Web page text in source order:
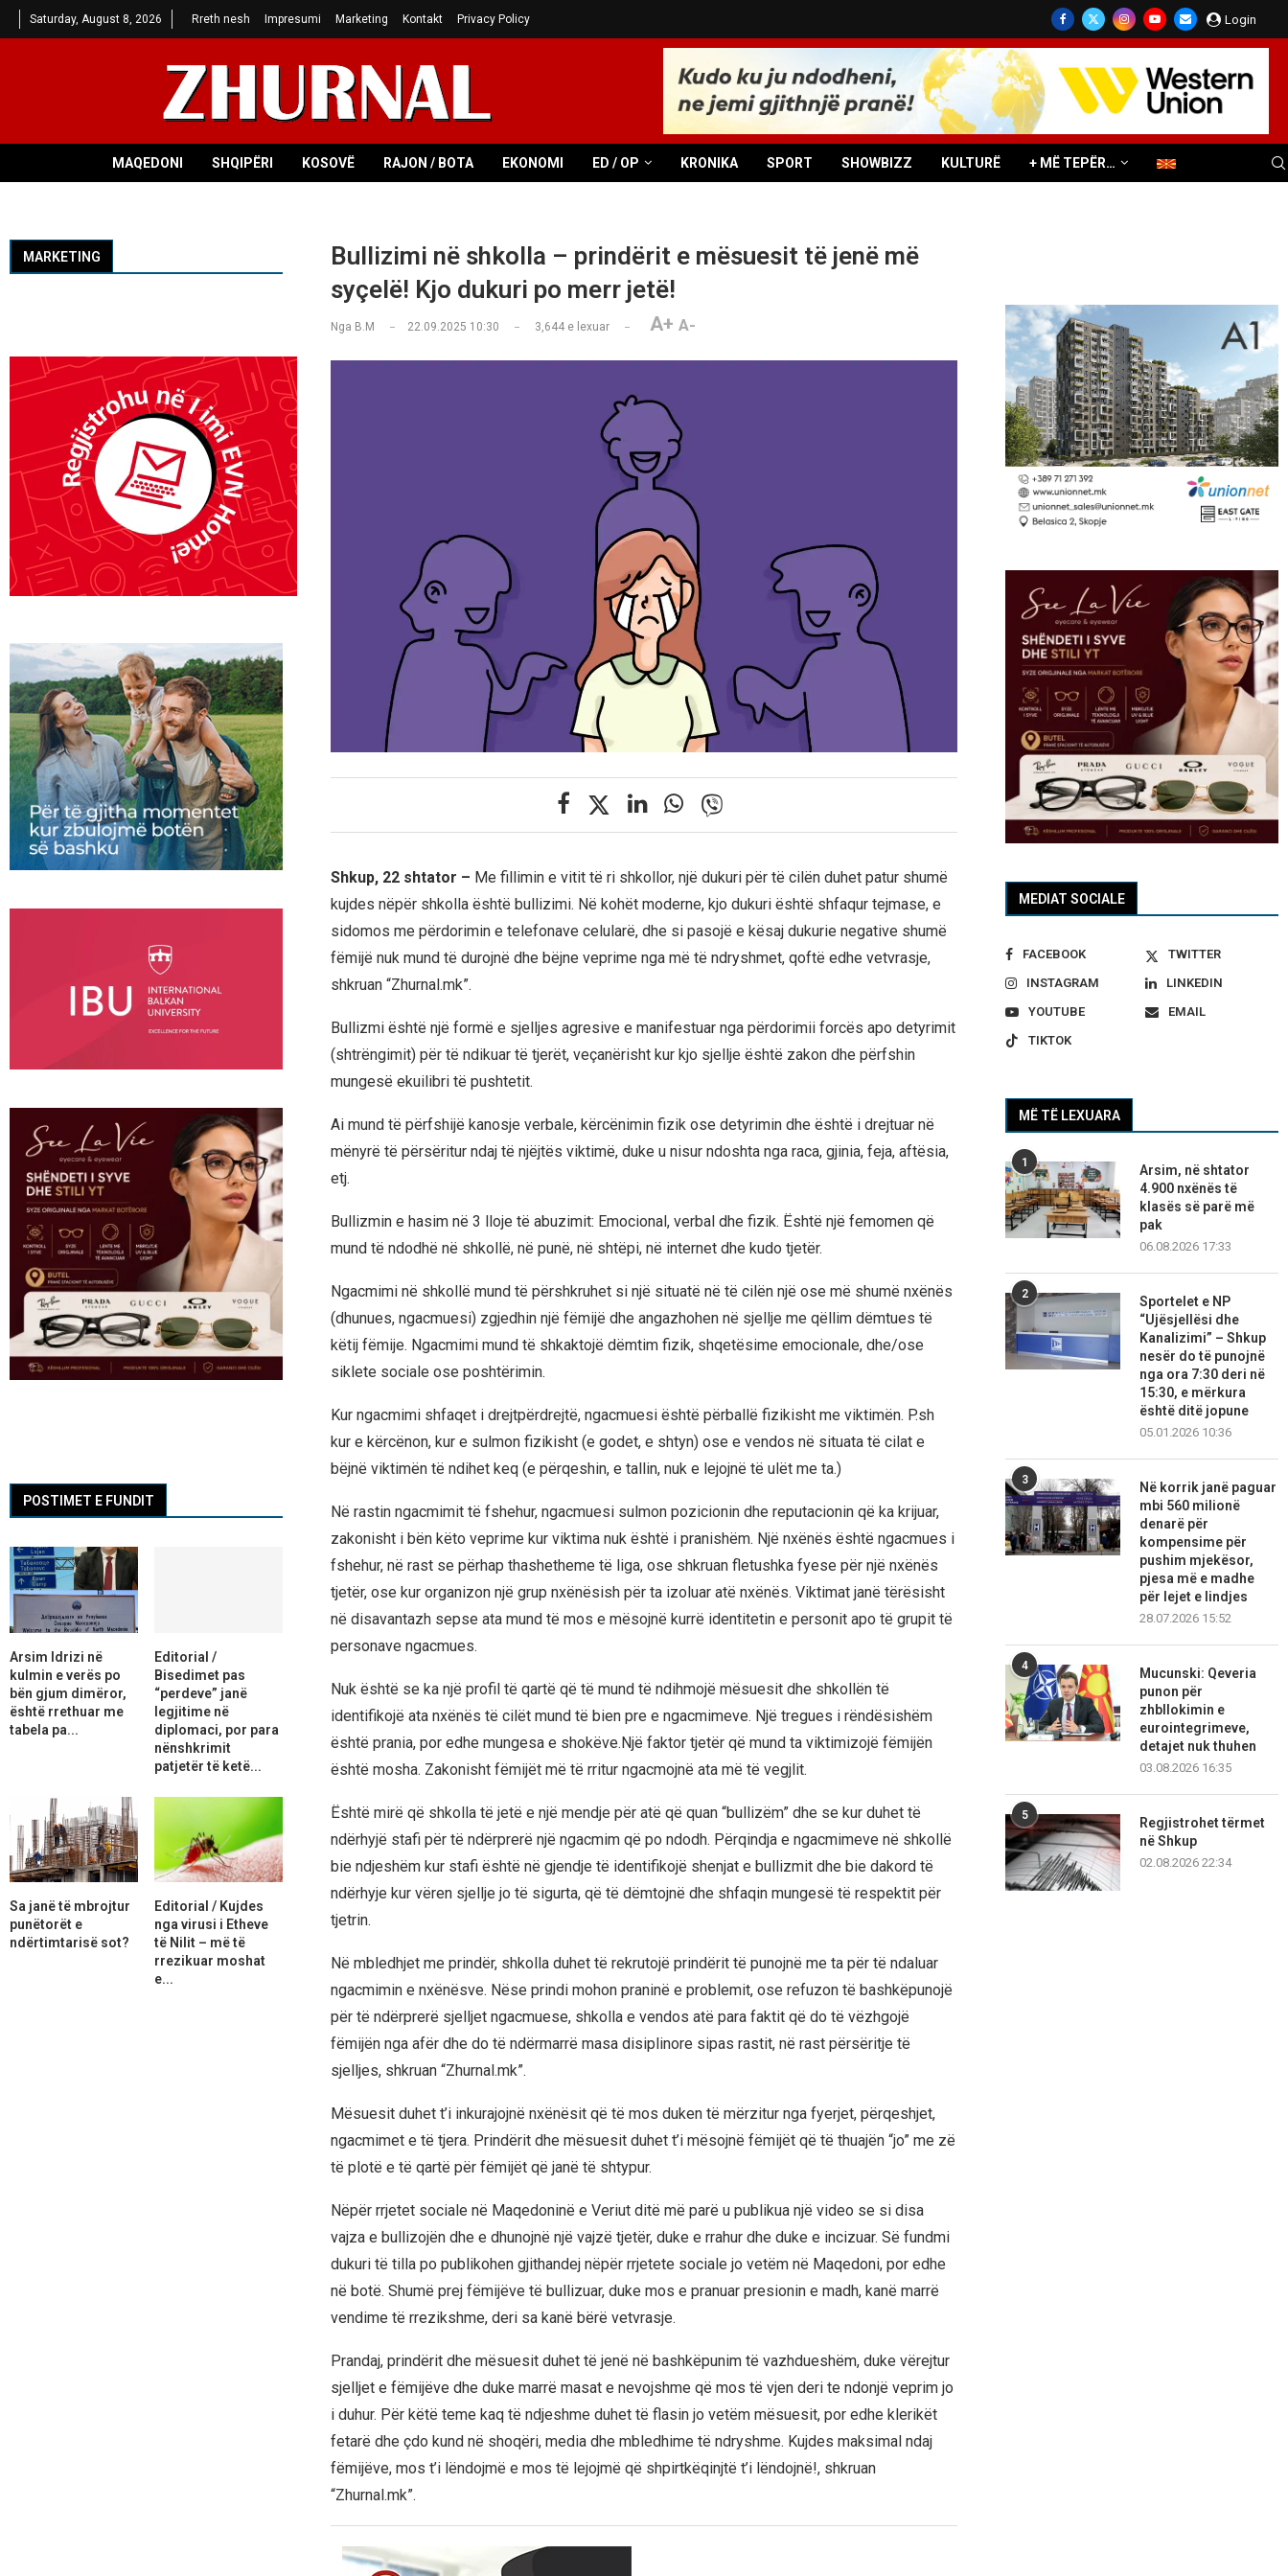
Saturday, August 8, 2026 Rreth nesh Impresumi Marketing Kontakt Privacy Policy Login
MAQEDONI SHQIPËRI KOSOVË RAJON / BOTA EKONOMI ED / OP KRONIKA SPORT SHOWBIZZ KULTURË + MË TEPËR…
Bullizimi në shkolla – prindërit e mësuesit të jenë më
syçelë! Kjo dukuri po merr jetë!
Nga B.M 22.09.2025 10:30 3,644e lexuar A+ A-
Shkup, 22 shtator – Me fillimin e vitit të ri shkollor, një dukuri për të cilën duhet patur shumë
kujdes nëpër shkolla është bullizimi. Në kohët moderne, kjo dukuri është shfaqur tejmase, e
sidomos me përdorimin e telefonave celularë, dhe si pasojë e kësaj dukurie negative shumë
fëmijë nuk mund të durojnë dhe bëjne veprime nga më të ndryshmet, qoftë edhe vetvrasje,
shkruan “Zhurnal.mk”.
Bullizmi është një formë e sjelljes agresive e manifestuar nga përdorimii forcës apo detyrimit
(shtrëngimit) për të ndikuar të tjerët, veçanërisht kur kjo sjellje është zakon dhe përfshin
mungesë ekuilibri të pushtetit.
Ai mund të përfshijë kanosje verbale, kërcënimin fizik ose detyrimin dhe është i drejtuar në
mënyrë të përsëritur ndaj të njëjtës viktimë, duke u nisur ndoshta nga raca, gjinia, feja, aftësia,
etj.
Bullizmin e hasim në 3 lloje të abuzimit: Emocional, verbal dhe fizik. Është një femomen që
mund të ndodhë në shkollë, në punë, në shtëpi, në internet dhe kudo tjetër.
Ngacmimi në shkollë mund të përshkruhet si një situatë në të cilën një ose më shumë nxënës
(dhunues, ngacmuesi) zgjedhin një fëmijë dhe angazhohen në sjellje me qëllim dëmtues të
këtij fëmije. Ngacmimi mund të shkaktojë dëmtim fizik, shqetësime emocionale, dhe/ose
siklete sociale ose poshtërimin.
Kur ngacmimi shfaqet i drejtpërdrejtë, ngacmuesi është përballë fizikisht me viktimën. P.sh
kur e kërcënon, kur e sulmon fizikisht (e godet, e shtyn) ose e vendos në situata të cilat e
bëjnë viktimën të ndihet keq (e përqeshin, e tallin, nuk e lejojnë të ulët me ta.)
Në rastin ngacmimit të fshehur, ngacmuesi sulmon pozicionin dhe reputacionin që ka krijuar,
zakonisht i bën këto veprime kur viktima nuk është i pranishëm. Një nxënës është ngacmues i
fshehur, në rast se përhap thashetheme të liga, ose shkruan fletushka fyese për një nxënës
tjetër, ose kur organizon një grup nxënësish për ta izoluar atë nxënës. Viktimat janë tërësisht
në disavantazh sepse ata mund të mos e mësojnë kurrë identitetin e personit apo të grupit të
personave ngacmues.
Nuk është se ka një profil të qartë që të mund të ndihmojë mësuesit dhe shkollën të
identifikojë ata nxënës të cilët mund të bien pre e ngacmimeve. Një tregues i rëndësishëm
është prania, por edhe mungesa e shokëve.Një faktor tjetër që mund ta viktimizojë fëmijën
është mosha. Zakonisht fëmijët më të rritur ngacmojnë ata më të vegjlit.
Është mirë që shkolla të jetë e një mendje për atë që quan “bullizëm” dhe se kur duhet të
ndërhyjë stafi për të ndërprerë një ngacmim që po ndodh. Përqindja e ngacmimeve në shkollë
bie ndjeshëm kur stafi është në gjendje të identifikojë shenjat e bullizmit dhe bie dakord të
ndërhyje kur vëren sjellje jo të sigurta, që të dëmtojnë dhe shfaqin mungesë të respektit për
tjetrin.
Në mbledhjet me prindër, shkolla duhet të rekrutojë prindërit të punojnë me ta për të ndaluar
ngacmimin e nxënësve. Nëse prindi mohon praninë e problemit, ose refuzon të bashkëpunojë
për të ndërprerë sjelljet ngacmuese, shkolla e vendos atë para faktit që do të vëzhgojë
fëmijën nga afër dhe do të ndërmarrë masa disiplinore sipas rastit, në rast përsëritje të
sjelljes, shkruan “Zhurnal.mk”.
Mësuesit duhet t’i inkurajojnë nxënësit që të mos duken të mërzitur nga fyerjet, përqeshjet,
ngacmimet e të tjera. Prindërit dhe mësuesit duhet t’i mësojnë fëmijët që të thuajën “jo” me zë
të plotë e të qartë për fëmijët që janë të shtypur.
Nëpër rrjetet sociale në Maqedoninë e Veriut ditë më parë u publikua një video se si disa
vajza e bullizojën dhe e dhunojnë një vajzë tjetër, duke e rrahur dhe duke e incizuar. Së fundmi
dukuri të tilla po publikohen gjithandej nëpër rrjetete sociale jo vetëm në Maqedoni, por edhe
në botë. Shumë prej fëmijëve të bullizuar, duke mos e pranuar presionin e madh, kanë marrë
vendime të rrezikshme, deri sa kanë bërë vetvrasje.
Prandaj, prindërit dhe mësuesit duhet të jenë në bashkëpunim të vazhdueshëm, duke vërejtur
sjelljet e fëmijëve dhe duke marrë masat e nevojshme që mos të vjen deri te ndonjë veprim jo
i duhur. Për këtë teme kaq të ndjeshme duhet të flasin jo vetëm mësuesit, por edhe klerikët
fetarë dhe çdo kund në shoqëri, media dhe mbledhime të ndryshme. Kujdes maksimal ndaj
fëmijëve, mos t’i lëndojmë e mos të lejojmë që shpirtkëqinjtë t’i lëndojnë!, shkruan
“Zhurnal.mk”.
MEDIAT SOCIALE
FACEBOOK
TWITTER
INSTAGRAM
LINKEDIN
YOUTUBE
EMAIL
TIKTOK
MË TË LEXUARA
1
Arsim, në shtator
4.900 nxënës të
klasës së parë më
pak
06.08.2026 17:33
2
Sportelet e NP
“Ujësjellësi dhe
Kanalizimi” – Shkup
nesër do të punojnë
nga ora 7:30 deri në
15:30, e mërkura
është ditë jopune
05.01.2026 10:36
3
Në korrik janë paguar
mbi 560 milionë
denarë për
kompensime për
pushim mjekësor,
pjesa më e madhe
për lejet e lindjes
28.07.2026 15:52
4
Mucunski: Qeveria
punon për
zhbllokimin e
eurointegrimeve,
detajet nuk thuhen
03.08.2026 16:35
5
Regjistrohet tërmet
në Shkup
02.08.2026 22:34
MARKETING
POSTIMET E FUNDIT
Arsim Idrizi në
kulmin e verës po
bën gjum dimëror,
është rrethuar me
tabela pa...
Editorial /
Bisedimet pas
“perdeve” janë
legjitime në
diplomaci, por para
nënshkrimit
patjetër të ketë...
Sa janë të mbrojtur
punëtorët e
ndërtimtarisë sot?
Editorial / Kujdes
nga virusi i Etheve
të Nilit – më të
rrezikuar moshat
e...